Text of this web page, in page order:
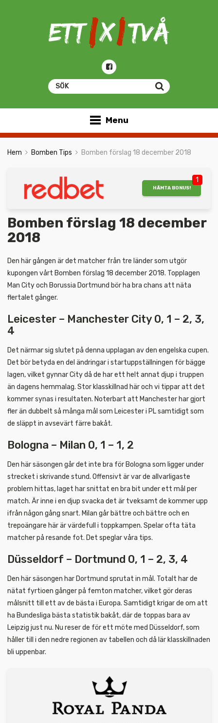
Menu
Hem Bomben Tips Bomben förslag 18 december 2018
1
HÄMTA BONUS!
Bomben förslag 18 december
2018
Den här gången är det matcher från tre länder som utgör
kupongen vårt Bomben förslag 18 december 2018. Topplagen
Man City och Borussia Dortmund bör ha bra chans att näta
flertalet gånger.
Leicester – Manchester City 0, 1 – 2, 3,
4
Det närmar sig slutet på denna upplagan av den engelska cupen.
Det bör betyda en del ändringar i startuppställningen för bägge
lagen, vilket gynnar City då de har ett helt annat djup i truppen
än dagens hemmalag. Stor klasskillnad här och vi tippar att det
kommer synas i resultaten. Noterbart att Manchester har gjort
fler än dubbelt så många mål som Leicester i PL samtidigt som
de släppt in avsevärt färre bakåt.
Bologna – Milan 0, 1 – 1, 2
Den här säsongen går det inte bra för Bologna som ligger under
strecket i skrivande stund. Offensivt är var de allvarligaste
problem hittas, laget har snittat en bra bit under ett mål per
match. Är inne i en djup svacka det är tveksamt de kommer upp
ifrån någon gång snart. Milan går bättre och bättre och en
trepoängare här är värdefull i toppkampen. Spelar ofta täta
matcher på resande fot. Det speglar våra tips.
Düsseldorf – Dortmund 0, 1 – 2, 3, 4
Den här säsongen har Dortmund sprutat in mål. Totalt har de
nätat fyrtioen gånger på femton matcher, vilket gör deras
målsnitt till ett av de bästa i Europa. Samtidigt krigar de om att
ha Bundesliga bästa statistik bakåt, där de toppas bara av
Leipzig just nu. Nu reser de för ett möte med Düsseldorf, som
håller till i den nedre regionen av tabellen och då lär klasskillnaden
bli uppenbar.